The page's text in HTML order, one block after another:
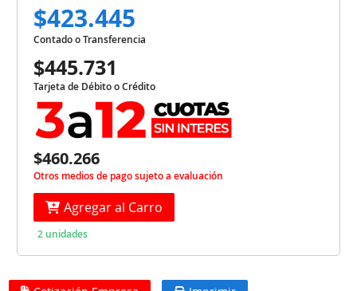
$423.445
Contado o Transferencia
$445.731
Tarjeta de Débito o Crédito
$460.266
Otros medios de pago sujeto a evaluación
Agregar al Carro
2 unidades